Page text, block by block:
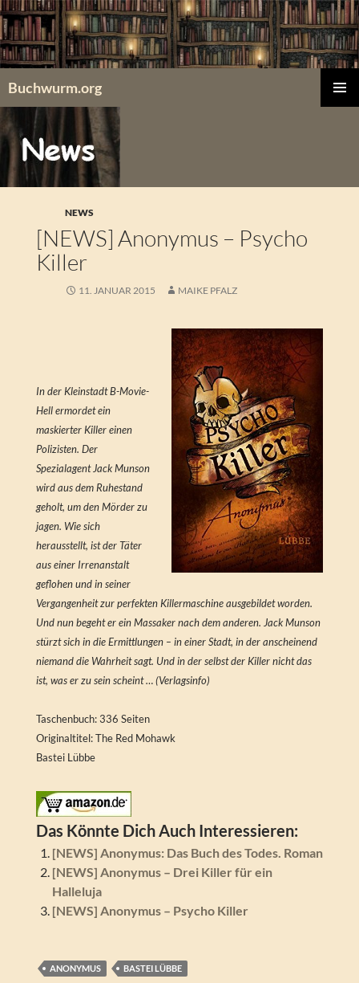
Zum
Inhalt
springen
Buchwurm.org
NEWS
[NEWS] Anonymus – Psycho
Killer
11. JANUAR 2015 MAIKE PFALZ
In der Kleinstadt B-Movie-
Hell ermordet ein
maskierter Killer einen
Polizisten. Der
Spezialagent Jack Munson
wird aus dem Ruhestand
geholt, um den Mörder zu
jagen. Wie sich
herausstellt, ist der Täter
aus einer Irrenanstalt
geflohen und in seiner
Vergangenheit zur perfekten Killermaschine ausgebildet worden.
Und nun begeht er ein Massaker nach dem anderen. Jack Munson
stürzt sich in die Ermittlungen – in einer Stadt, in der anscheinend
niemand die Wahrheit sagt. Und in der selbst der Killer nicht das
ist, was er zu sein scheint … (Verlagsinfo)
Taschenbuch: 336 Seiten
Originaltitel: The Red Mohawk
Bastei Lübbe
Das Könnte Dich Auch Interessieren:
[NEWS] Anonymus: Das Buch des Todes. Roman
[NEWS] Anonymus – Drei Killer für ein
Halleluja
[NEWS] Anonymus – Psycho Killer
ANONYMUS BASTEI LÜBBE